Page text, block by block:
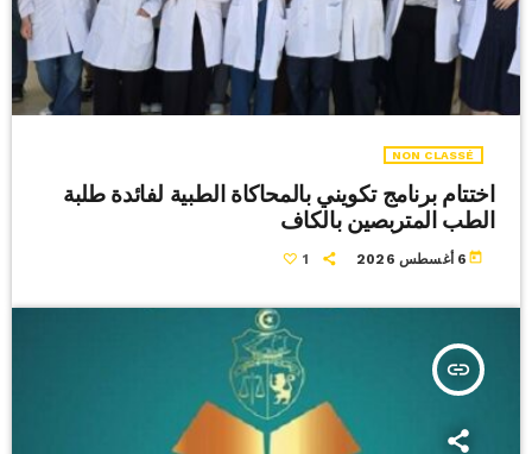
NON CLASSÉ
اختتام برنامج تكويني بالمحاكاة الطبية لفائدة طلبة
الطب المتربصين بالكاف
today 6 أغسطس 2026 1
insert_link